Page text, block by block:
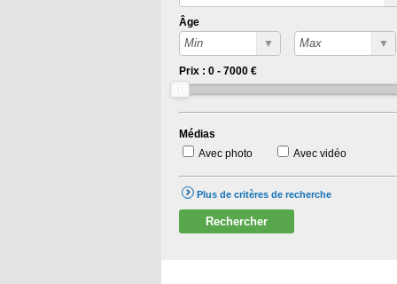
Âge
Prix : 0 - 7000 €
Médias
Avec photo
Avec vidéo
Plus de critères de recherche
Rechercher